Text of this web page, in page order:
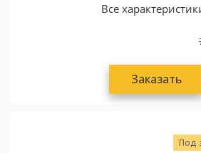
Все
Заказать
Под